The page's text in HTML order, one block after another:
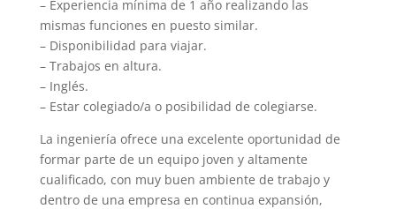
– Experiencia mínima de 1 año realizando las
mismas funciones en puesto similar.
– Disponibilidad para viajar.
– Trabajos en altura.
– Inglés.
– Estar colegiado/a o posibilidad de colegiarse.
La ingeniería ofrece una excelente oportunidad de
formar parte de un equipo joven y altamente
cualificado, con muy buen ambiente de trabajo y
dentro de una empresa en continua expansión,